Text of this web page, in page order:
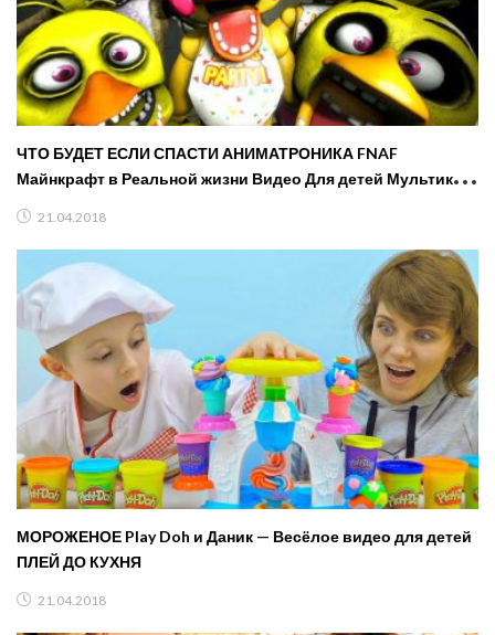
ЧТО БУДЕТ ЕСЛИ СПАСТИ АНИМАТРОНИКА FNAF
Майнкрафт в Реальной жизни Видео Для детей Мультик
21.04.2018
МОРОЖЕНОЕ Play Doh и Даник — Весёлое видео для детей
ПЛЕЙ ДО КУХНЯ
21.04.2018